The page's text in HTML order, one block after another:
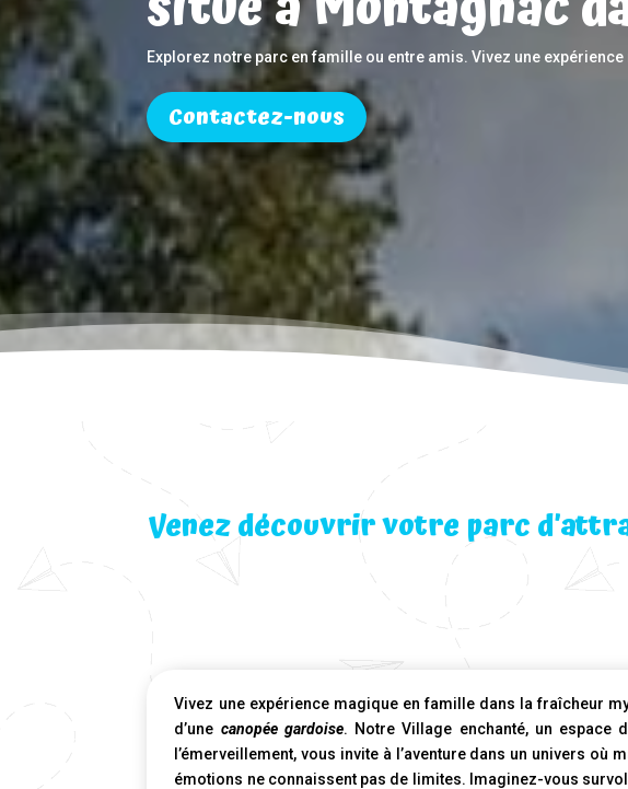
Explorez notre parc en famille ou entre amis. Vivez une
Contactez-nous
Venez découvrir votre parc
Vivez une expérience magique en famille dans la fraîcheur
d’une canopée gardoise. Notre Village enchanté, un espace
l’émerveillement, vous invite à l’aventure dans un univers où
émotions ne connaissent pas de limites. Imaginez-vous